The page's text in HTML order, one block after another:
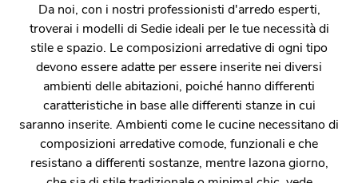
Da noi, con i nostri professionisti d'arredo esperti,
troverai i modelli di Sedie ideali per le tue necessità di
stile e spazio. Le composizioni arredative di ogni tipo
devono essere adatte per essere inserite nei diversi
ambienti delle abitazioni, poiché hanno differenti
caratteristiche in base alle differenti stanze in cui
saranno inserite. Ambienti come le cucine necessitano di
composizioni arredative comode, funzionali e che
resistano a differenti sostanze, mentre lazona giorno,